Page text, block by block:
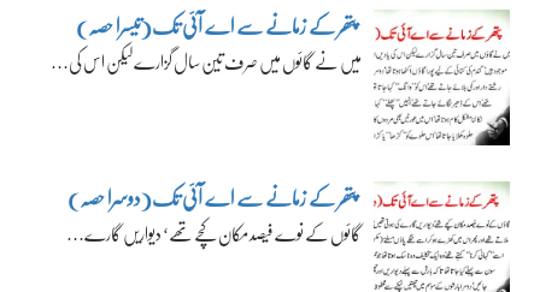
پتھر کے زمانے سے اے آئی تک(تیسرا حصہ)
میں نے گائوں میں صرف تین سال گزارے لیکن اس کی…
پتھر کے زمانے سے اے آئی تک(دوسرا حصہ)
گائوں کے نوے فیصد مکان کچے تھے‘ دیواریں گارے…